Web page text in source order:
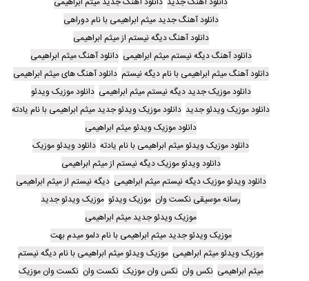
دانلود آهنگ جدید میثم ابراهیمی با نام دوراهی
دانلود آهنگ دیگه نیستم از میثم ابراهیمی
دانلود آهنگ دیگه نیستم میثم ابراهیمی دانلود آهنگ میثم ابراهیمی
دانلود آهنگ میثم ابراهیمی با نام دیگه نیستم دانلود آهنگ های میثم ابراهیمی
دانلود موزیک جدید دیگه نیستم میثم ابراهیمی دانلود موزیک ویدئو
دانلود موزیک ویدئو جدید دانلود موزیک ویدئو جدید میثم ابراهیمی با نام یادته
دانلود موزیک ویدئو میثم ابراهیمی
دانلود موزیک ویدئو میثم ابراهیمی با نام یادته دانلود ویدئو موزیک
دانلود ویدئو موزیک دیگه نیستم از میثم ابراهیمی
دانلود ویدئو موزیک دیگه نیستم میثم ابراهیمی دیگه نیستم از میثم ابراهیمی
رسانه موسیقی نکست وان موزیک ویدئو موزیک ویدئو جدید
موزیک ویدئو جدید میثم ابراهیمی
موزیک ویدئو جدید میثم ابراهیمی با نام دلمو میدم بهت
موزیک ویدئو میثم ابراهیمی موزیک ویدئو میثم ابراهیمی با نام دیگه نیستم
میثم ابراهیمی نکس وان نکس وان موزیک نکست وان نکست وان موزیک